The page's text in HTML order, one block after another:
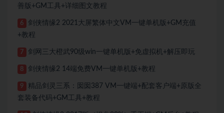
善版+GM工具+详细图文教程
6
剑侠情缘2 2021大屏繁体中文VM一键单机版+GM充值
+教程
7 剑网三大橙武90级win一键单机版+免虚拟机+解压即玩
8 剑侠情缘2 14端免费VM一键单机版+教程
9
精品剑灵三系：囡囡387 VM一键端+配套客户端+原版全
套装备代码+GM工具+教程